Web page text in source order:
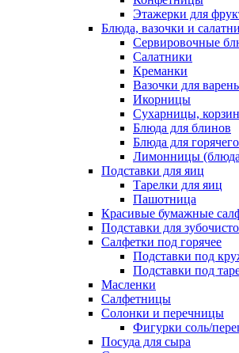
Этажерки для
Блюда, вазочки и
Сервировочные
Салатники
Креманки
Вазочки для
Икорницы
Сухарницы,
Блюда для блинов
Блюда для
Лимонницы
Подставки для яиц
Тарелки для яиц
Пашотница
Красивые бумажные
Подставки для
Салфетки под горячее
Подставки под
Подставки под
Масленки
Салфетницы
Солонки и перечницы
Фигурки соль/
Посуда для сыра